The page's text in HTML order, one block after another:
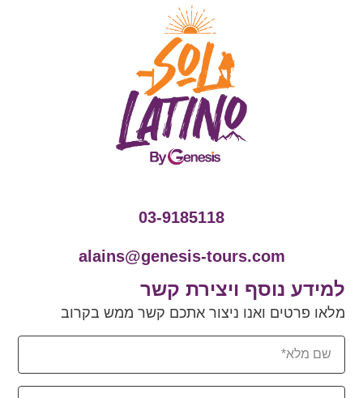
03-9185118
alains@genesis-tours.com
למידע נוסף ויצירת קשר
מלאו פרטים ואנו ניצור אתכם קשר ממש בקרוב